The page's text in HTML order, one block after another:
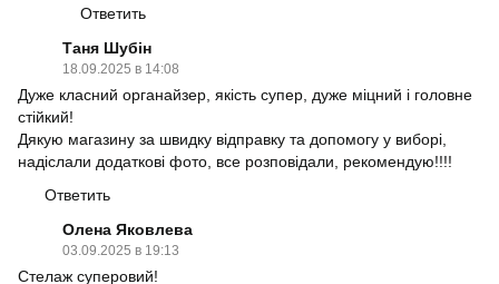
Ответить
Таня Шубін
18.09.2025 в 14:08
Дуже класний органайзер, якість супер, дуже міцний і головне
стійкий!
Дякую магазину за швидку відправку та допомогу у виборі,
надіслали додаткові фото, все розповідали, рекомендую!!!!
Ответить
Олена Яковлева
03.09.2025 в 19:13
Стелаж суперовий!